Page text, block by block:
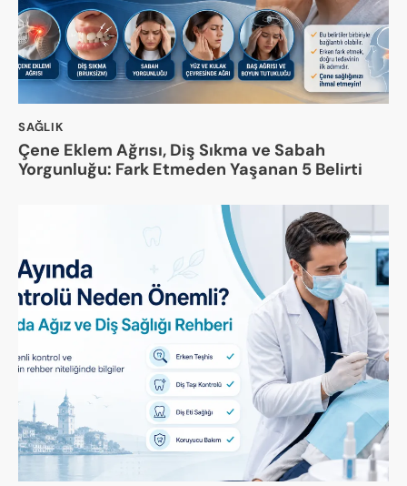
SAĞLIK
Çene Eklem Ağrısı, Diş Sıkma ve Sabah
Yorgunluğu: Fark Etmeden Yaşanan 5 Belirti